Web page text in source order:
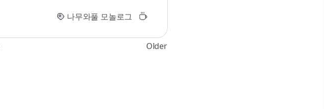
나무와풀 모놀로그
Older